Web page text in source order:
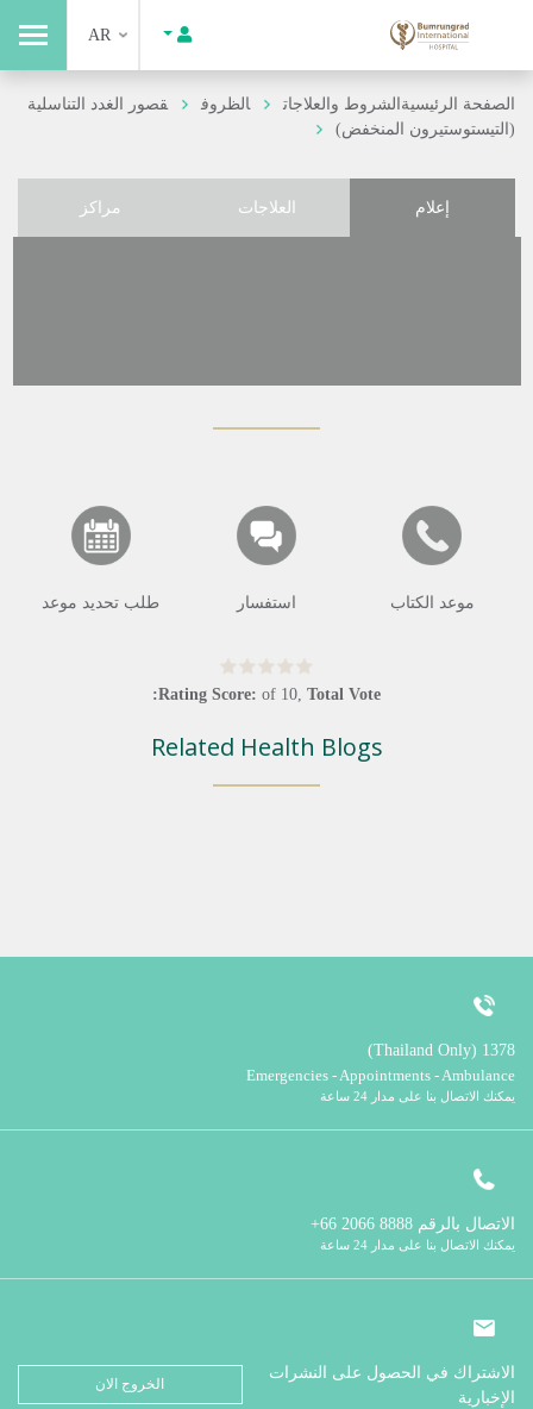
AR
الصفحة الرئيسيةالشروط والعلاجات الظروف
قصور الغدد التناسلية
(التيستوستيرون المنخفض)
إعلام العلاجات مراكز
موعد الكتاب استفسار طلب تحديد موعد
Rating Score: of 10, Total Vote:
Related Health Blogs
1378 (Thailand Only)
Emergencies - Appointments - Ambulance
يمكنك الاتصال بنا على مدار 24 ساعة
الاتصال بالرقم
يمكنك الاتصال بنا على مدار 24 ساعة
الاشتراك في الحصول على النشرات
الإخبارية
الخروج الان